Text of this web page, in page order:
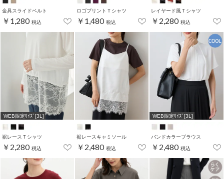
金具スライドベルト
￥1,280 税込
ロゴプリントＴシャツ
￥1,480 税込
レイヤード風Ｔシャツ
￥2,280 税込
WEB限定ｻｲｽﾞ[3L]
裾レースＴシャツ
￥2,280 税込
裾レースキャミソール
￥2,480 税込
WEB限定ｻｲｽﾞ[3L]
バンドカラーブラウス
￥2,480 税込